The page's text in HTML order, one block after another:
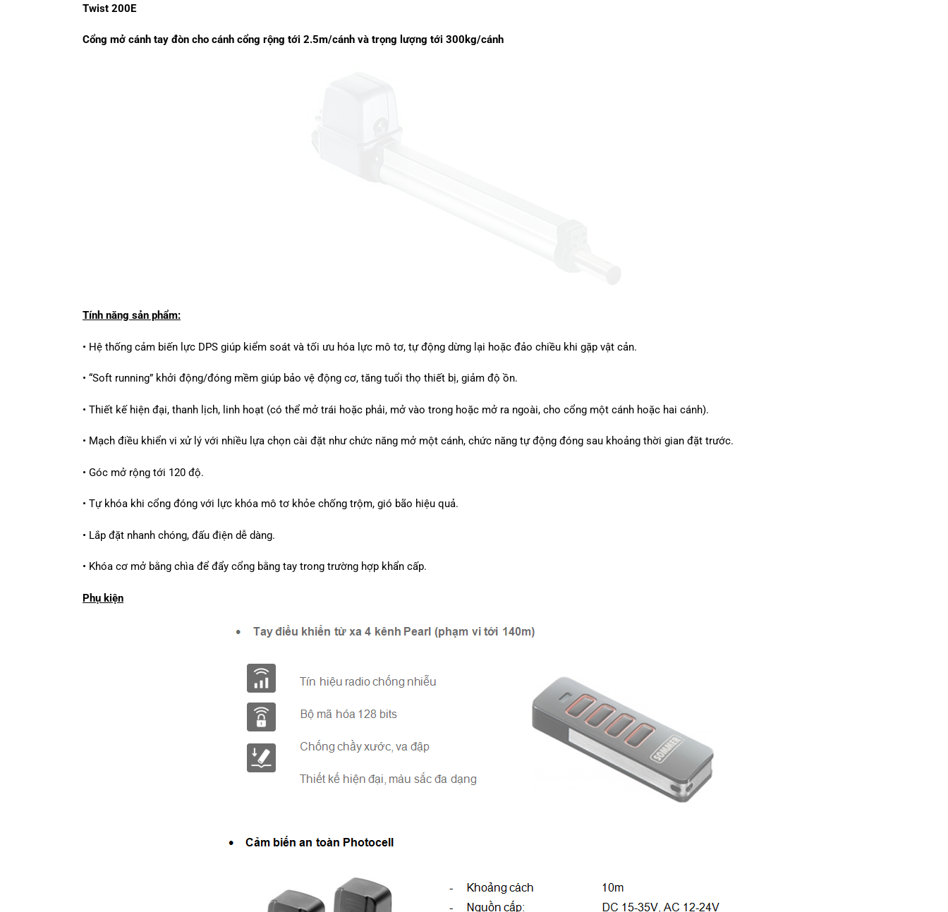
Twist 200E
Cổng mở cánh tay đòn cho cánh cổng rộng tới 2.5m/cánh và trọng lượng tới 300kg/cánh
Tính năng sản phẩm:
• Hệ thống cảm biến lực DPS giúp kiểm soát và tối ưu hóa lực mô tơ, tự động dừng lại hoặc đảo chiều khi gặp vật cản.
• “Soft running” khởi động/đóng mềm giúp bảo vệ động cơ, tăng tuổi thọ thiết bị, giảm độ ồn.
• Thiết kế hiện đại, thanh lịch, linh hoạt (có thể mở trái hoặc phải, mở vào trong hoặc mở ra ngoài, cho cổng một cánh hoặc hai cánh).
• Mạch điều khiển vi xử lý với nhiều lựa chọn cài đặt như chức năng mở một cánh, chức năng tự động đóng sau khoảng thời gian đặt trước.
• Góc mở rộng tới 120 độ.
• Tự khóa khi cổng đóng với lực khóa mô tơ khỏe chống trộm, gió bão hiệu quả.
• Lắp đặt nhanh chóng, đấu điện dễ dàng.
• Khóa cơ mở bằng chìa để đẩy cổng bằng tay trong trường hợp khẩn cấp.
Phụ kiện